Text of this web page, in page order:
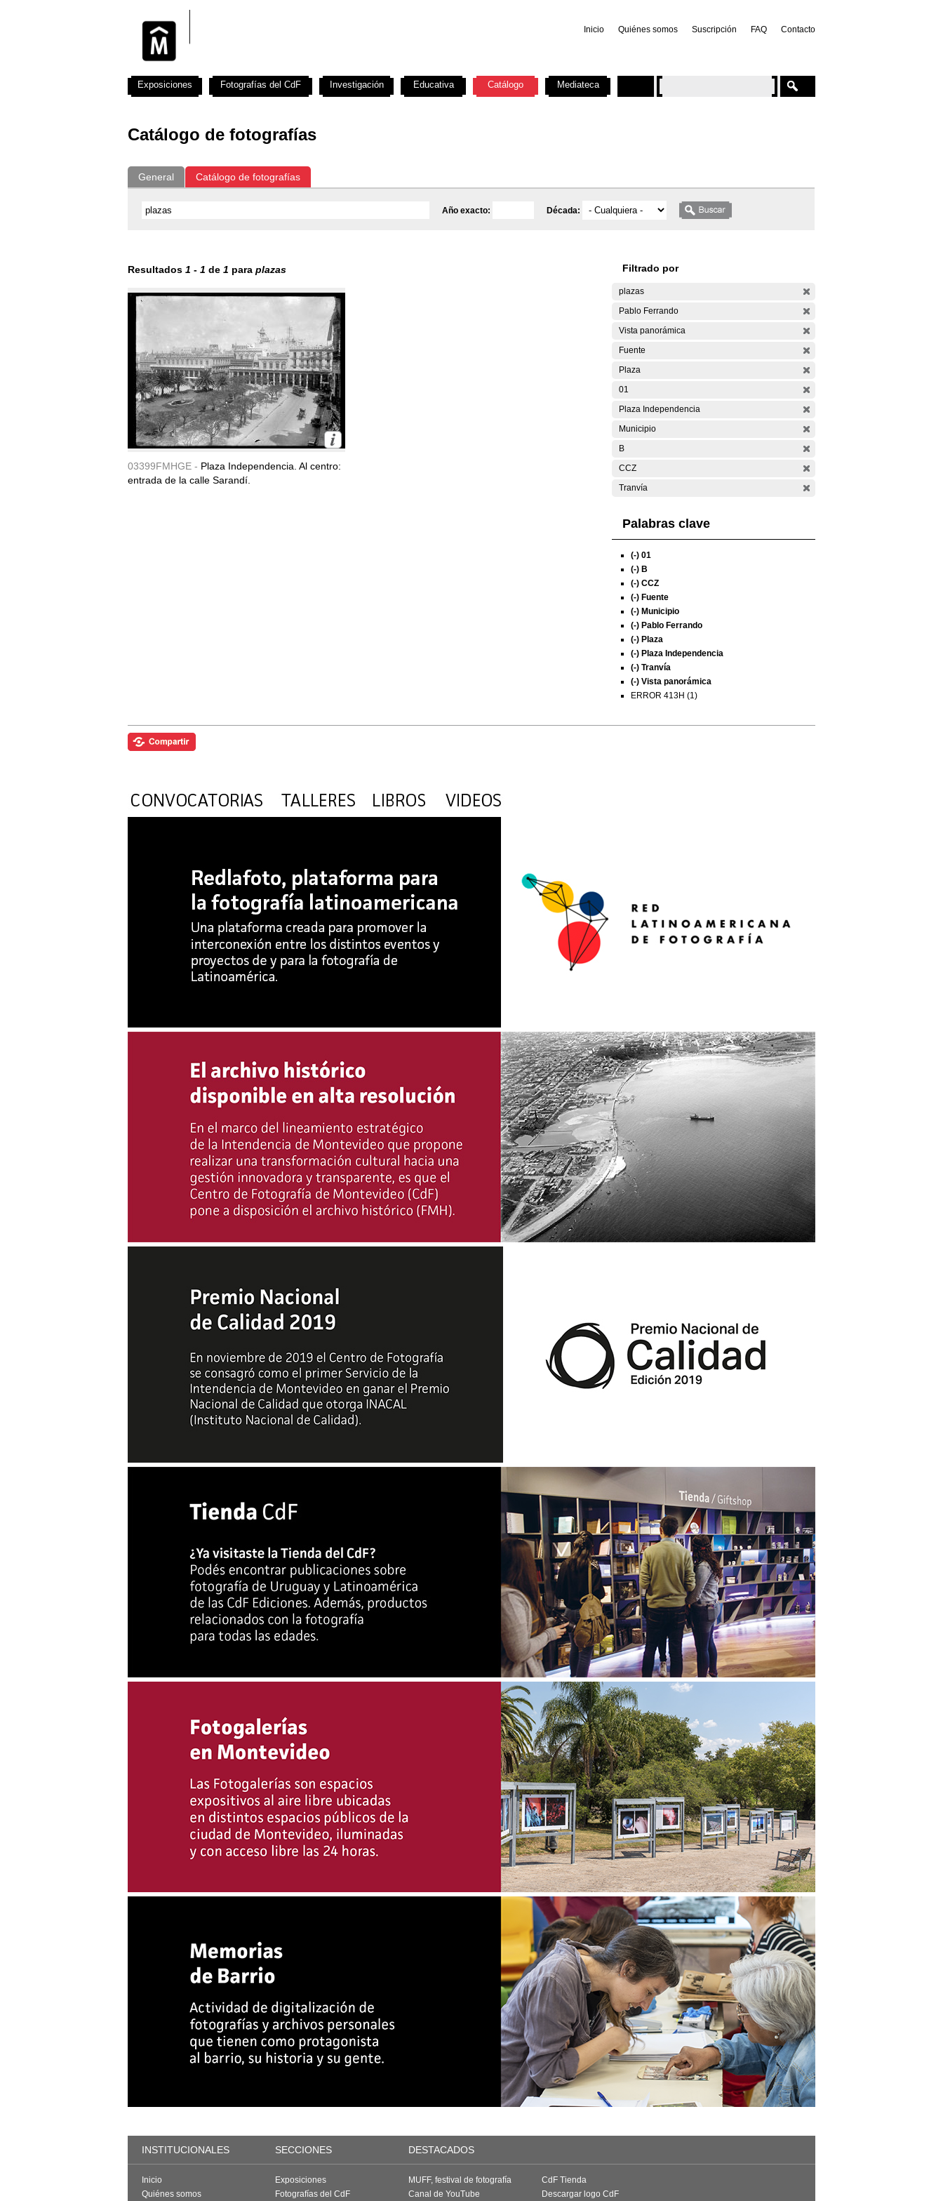
Inicio Quiénes somos Suscripción FAQ Contacto
Catálogo de fotografías
General Catálogo de fotografías
Año exacto: Década:
Resultados 1 - 1 de 1 para plazas
03399FMHGE - Plaza Independencia. Al centro:
entrada de la calle Sarandí.
Filtrado por
plazas
Pablo Ferrando
Vista panorámica
Fuente
Plaza
01
Plaza Independencia
Municipio
B
CCZ
Tranvía
Palabras clave
(-) 01
(-) B
(-) CCZ
(-) Fuente
(-) Municipio
(-) Pablo Ferrando
(-) Plaza
(-) Plaza Independencia
(-) Tranvía
(-) Vista panorámica
ERROR 413H (1)
Exposiciones Fotografías del CdF Investigación Educativa Catálogo Mediateca
INSTITUCIONALES SECCIONES DESTACADOS
Inicio
Quiénes somos
Exposiciones
Fotografías del CdF
MUFF, festival de fotografía
Canal de YouTube
CdF Tienda
Descargar logo CdF